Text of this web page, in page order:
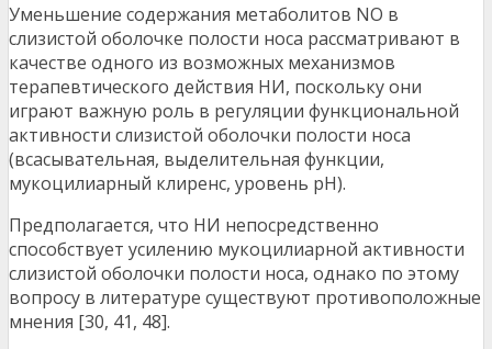
Уменьшение содержания метаболитов NO в
слизистой оболочке полости носа рассматривают в
качестве одного из возможных механизмов
терапевтического действия НИ, поскольку они
играют важную роль в регуляции функциональной
активности слизистой оболочки полости носа
(всасывательная, выделительная функции,
мукоцилиарный клиренс, уровень рН).
Предполагается, что НИ непосредственно
способствует усилению мукоцилиарной активности
слизистой оболочки полости носа, однако по этому
вопросу в литературе существуют противоположные
мнения [30, 41, 48].